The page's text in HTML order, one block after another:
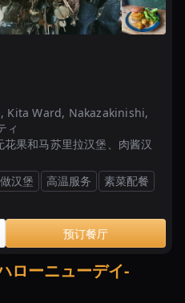
Kita Ward, Nakazakinishi,
ィ
果和马苏里拉汉堡、肉酱汉
汉堡 高温服务
素菜配餐
预订餐厅
ローニューデイ-